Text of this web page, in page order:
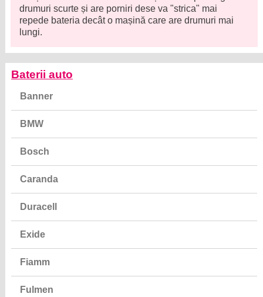
drumuri scurte și are porniri dese va "strica" mai
repede bateria decât o mașină care are drumuri mai
lungi.
Baterii auto
Banner
BMW
Bosch
Caranda
Duracell
Exide
Fiamm
Fulmen